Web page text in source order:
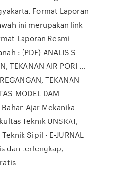
Format Laporan
ini merupakan link
Laporan Resmi
: (PDF) ANALISIS
TEKANAN AIR PORI …
TEKANAN
MODEL DAM
Ajar Mekanika
Teknik UNSRAT,
Sipil - E-JURNAL
dan terlengkap,